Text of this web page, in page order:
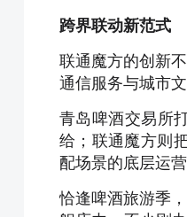
跨界联动新范式
联通魔方的创新
通信服务与城市
青岛啤酒交易所
给；联通魔方则
配场景的底层运
恰逢啤酒旅游季